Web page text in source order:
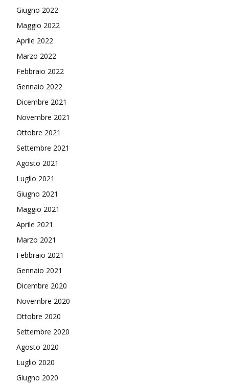
Giugno 2022
Maggio 2022
Aprile 2022
Marzo 2022
Febbraio 2022
Gennaio 2022
Dicembre 2021
Novembre 2021
Ottobre 2021
Settembre 2021
Agosto 2021
Luglio 2021
Giugno 2021
Maggio 2021
Aprile 2021
Marzo 2021
Febbraio 2021
Gennaio 2021
Dicembre 2020
Novembre 2020
Ottobre 2020
Settembre 2020
Agosto 2020
Luglio 2020
Giugno 2020